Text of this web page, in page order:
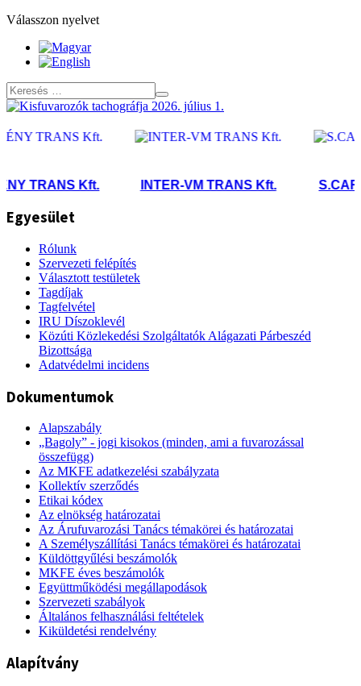
Válasszon nyelvet
TRANS Kft. INTER-VM TRANS Kft.
Egyesület
Rólunk
Szervezeti felépítés
Választott testületek
Tagdíjak
Tagfelvétel
IRU Díszoklevél
Közúti Közlekedési Szolgáltatók Alágazati Párbeszéd
Bizottsága
Adatvédelmi incidens
Dokumentumok
Alapszabály
„Bagoly” - jogi kisokos (minden, ami a fuvarozással
összefügg)
Az MKFE adatkezelési szabályzata
Kollektív szerződés
Etikai kódex
Az elnökség határozatai
Az Árufuvarozási Tanács témakörei és határozatai
A Személyszállítási Tanács témakörei és határozatai
Küldöttgyűlési beszámolók
MKFE éves beszámolók
Együttműködési megállapodások
Szervezeti szabályok
Általános felhasználási feltételek
Kiküldetési rendelvény
Alapítvány